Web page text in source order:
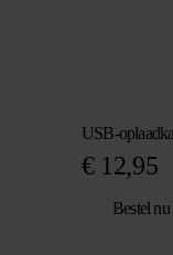
USB-
€12,95
Bestel nu